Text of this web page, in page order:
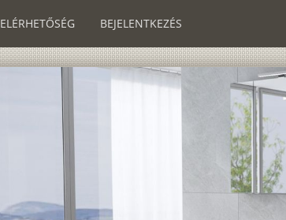
ELÉRHETŐSÉG BEJELENTKEZÉS